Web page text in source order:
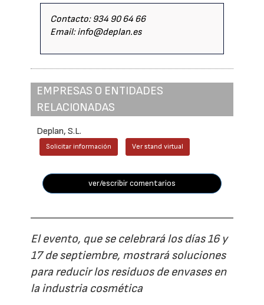
Contacto: 934 90 64 66
Email: info@deplan.es
EMPRESAS O ENTIDADES
RELACIONADAS
Deplan, S.L.
Solicitar información Ver stand virtual
ver/escribir comentarios
El evento, que se celebrará los días 16 y
17 de septiembre, mostrará soluciones
para reducir los residuos de envases en
la industria cosmética